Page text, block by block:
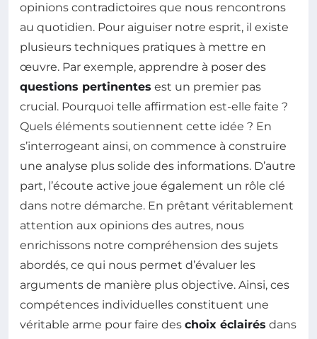
opinions contradictoires que nous rencontrons
au quotidien. Pour aiguiser notre esprit, il existe
plusieurs techniques pratiques à mettre en
œuvre. Par exemple, apprendre à poser des
questions pertinentes est un premier pas
crucial. Pourquoi telle affirmation est-elle faite ?
Quels éléments soutiennent cette idée ? En
s’interrogeant ainsi, on commence à construire
une analyse plus solide des informations. D’autre
part, l’écoute active joue également un rôle clé
dans notre démarche. En prêtant véritablement
attention aux opinions des autres, nous
enrichissons notre compréhension des sujets
abordés, ce qui nous permet d’évaluer les
arguments de manière plus objective. Ainsi, ces
compétences individuelles constituent une
véritable arme pour faire des choix éclairés dans